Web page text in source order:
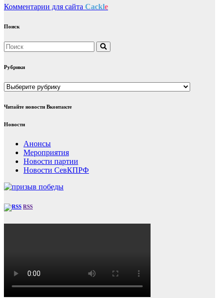
Комментарии для сайта Cackle
Поиск
Рубрики
Рубрики
Читайте новости Вконтакте
Новости
Анонсы
Мероприятия
Новости партии
Новости СевКПРФ
RSS